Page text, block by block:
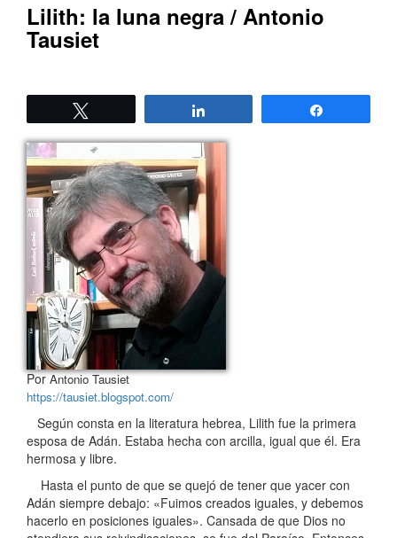
Lilith: la luna negra / Antonio
Tausiet
PorAntonio Tausiet
https://tausiet.blogspot.com/
Según consta en la literatura hebrea, Lilith fue la primera
esposa de Adán. Estaba hecha con arcilla, igual que él. Era
hermosa y libre.
Hasta el punto de que se quejó de tener que yacer con
Adán siempre debajo: «Fuimos creados iguales, y debemos
hacerlo en posiciones iguales». Cansada de que Dios no